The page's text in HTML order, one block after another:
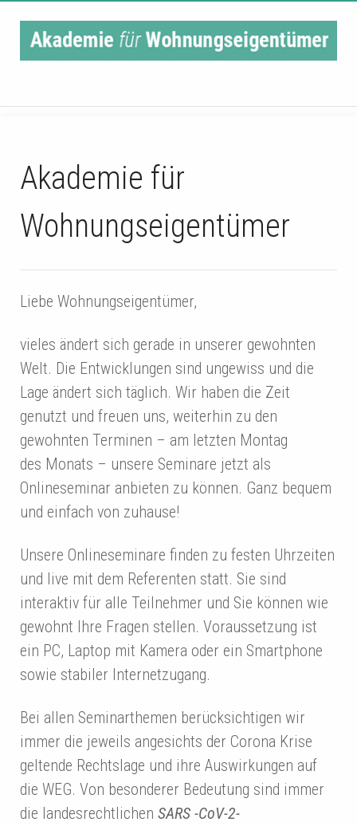
Akademie für
Wohnungseigentümer
Liebe Wohnungseigentümer,
vieles ändert sich gerade in unserer gewohnten
Welt. Die Entwicklungen sind ungewiss und die
Lage ändert sich täglich. Wir haben die Zeit
genutzt und freuen uns, weiterhin zu den
gewohnten Terminen – am letzten Montag
des Monats – unsere Seminare jetzt als
Onlineseminar anbieten zu können. Ganz bequem
und einfach von zuhause!
Unsere Onlineseminare finden zu festen Uhrzeiten
und live mit dem Referenten statt. Sie sind
interaktiv für alle Teilnehmer und Sie können wie
gewohnt Ihre Fragen stellen. Voraussetzung ist
ein PC, Laptop mit Kamera oder ein Smartphone
sowie stabiler Internetzugang.
Bei allen Seminarthemen berücksichtigen wir
immer die jeweils angesichts der Corona Krise
geltende Rechtslage und ihre Auswirkungen auf
die WEG. Von besonderer Bedeutung sind immer
die landesrechtlichen SARS -CoV-2-